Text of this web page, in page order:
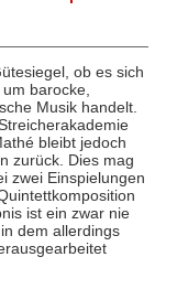
ob es sich
barocke,
Musik handelt.
bleibt jedoch
zurück. Dies mag
zwei Einspielungen
ist ein zwar nie
dem allerdings